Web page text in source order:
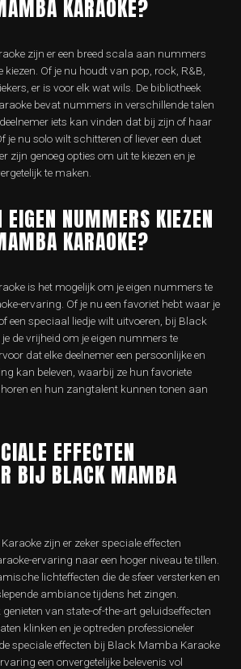
KARAOKE?
zijn er een breed scala aan nummers
Of je nu houdt van pop, rock, R&B,
er is voor elk wat wils. De bibliotheek
bevat nummers in verschillende talen
iets kan vinden dat bij zijn of haar
je nu solo wilt schitteren of liever een duet
zijn genoeg opties om uit te kiezen en je
te maken.
NUMMERS KIEZEN
KARAOKE?
is het mogelijk om je eigen nummers te
ervaring. Of je nu een favoriet hebt waar je
een speciaal liedje wilt uitvoeren, bij Black
de vrijheid om je eigen nummers te
dat elke deelnemer een persoonlijke en
kan beleven, waarbij ze hun favoriete
en hun zangtalent kunnen tonen aan
EFFECTEN
BIJ BLACK MAMBA
zijn er zeker speciale effecten
ervaring naar een hoger niveau te tillen.
lichteffecten die de sfeer versterken en
ambiance tijdens het zingen.
van state-of-the-art geluidseffecten
klinken en je optreden professioneler
speciale effecten bij Black Mamba Karaoke
een onvergetelijke belevenis vol